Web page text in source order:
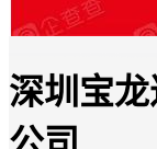
深圳宝